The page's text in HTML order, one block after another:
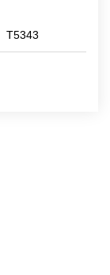
T5343